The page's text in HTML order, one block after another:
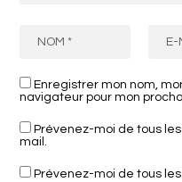
Enregistrer mon nom,
navigateur pour mon
Prévenez-moi de tous
mail.
Prévenez-moi de tous